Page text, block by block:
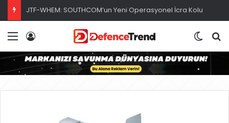
JTF-WHEM: SOUTHCOM’un Yeni Operasyonel İcra Kolu
Menü Dış